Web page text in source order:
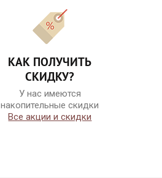
КАК ПОЛУЧИТЬ
СКИДКУ?
У нас имеются
накопительные скидки
Все акции и скидки